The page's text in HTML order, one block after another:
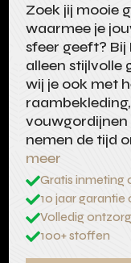
Zoek jij mooie
waarmee je
sfeer geeft?
alleen stijlvolle
wij je ook met
vouwgordijnen
nemen de tijd
meer
Gratis inmeting
10 jaar
Volledig
100+ stoffen